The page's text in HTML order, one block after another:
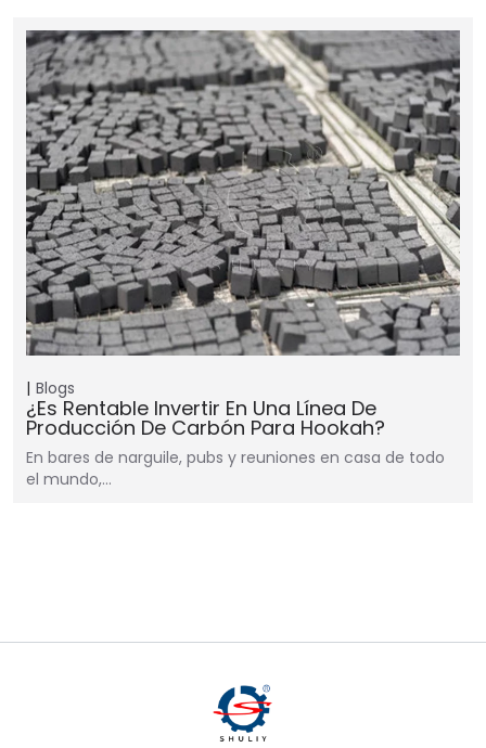
Blogs
¿Es Rentable Invertir En Una Línea De
Producción De Carbón Para Hookah?
En bares de narguile, pubs y reuniones en casa de todo
el mundo,…